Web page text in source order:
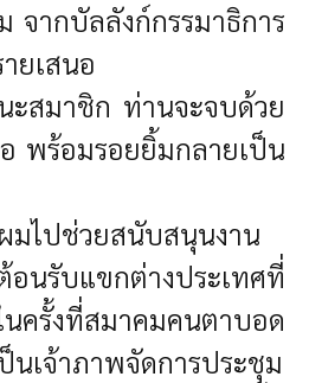
จากบัลลังก์กรรมาธิการ
ยเสนอ
ะสมาชิก ท่านจะจบด้วย
พร้อมรอยยิ้มกลายเป็น
มไปช่วยสนับสนุนงาน
รับแขกต่างประเทศที่
ครั้งที่สมาคมคนตาบอด
นเจ้าภาพจัดการประชุม